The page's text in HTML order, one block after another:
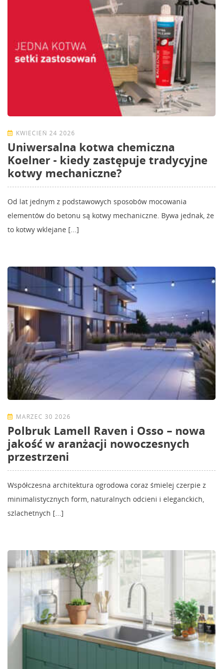
KWIECIEŃ 24 2026
Uniwersalna kotwa chemiczna
Koelner - kiedy zastępuje tradycyjne
kotwy mechaniczne?
Od lat jednym z podstawowych sposobów mocowania
elementów do betonu są kotwy mechaniczne. Bywa jednak, że
to kotwy wklejane [...]
MARZEC 30 2026
Polbruk Lamell Raven i Osso – nowa
jakość w aranżacji nowoczesnych
przestrzeni
Współczesna architektura ogrodowa coraz śmielej czerpie z
minimalistycznych form, naturalnych odcieni i eleganckich,
szlachetnych [...]